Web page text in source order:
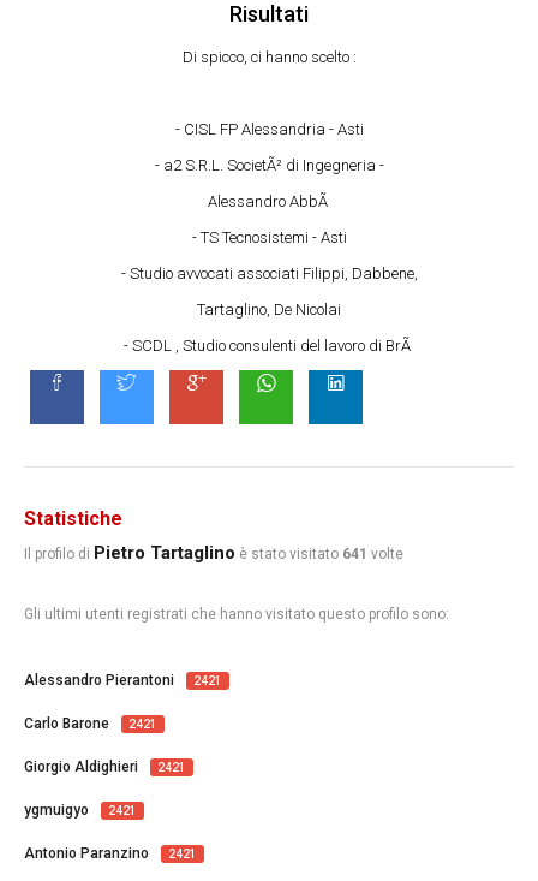
Risultati
Di spicco, ci hanno scelto :
- CISL FP Alessandria - Asti
- a2 S.R.L. SocietÃ² di Ingegneria -
Alessandro AbbÃ
- TS Tecnosistemi - Asti
- Studio avvocati associati Filippi, Dabbene,
Tartaglino, De Nicolai
- SCDL , Studio consulenti del lavoro di BrÃ
Statistiche
Il profilo di Pietro Tartaglino è stato visitato 641 volte
Gli ultimi utenti registrati che hanno visitato questo profilo sono:
Alessandro Pierantoni 2421
Carlo Barone 2421
Giorgio Aldighieri 2421
ygmuigyo 2421
Antonio Paranzino 2421